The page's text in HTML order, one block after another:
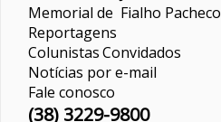
Memorial de Fialho Pacheco
Reportagens
ColunistasConvidados
Notícias por e-mail
Fale conosco
(38) 3229-9800